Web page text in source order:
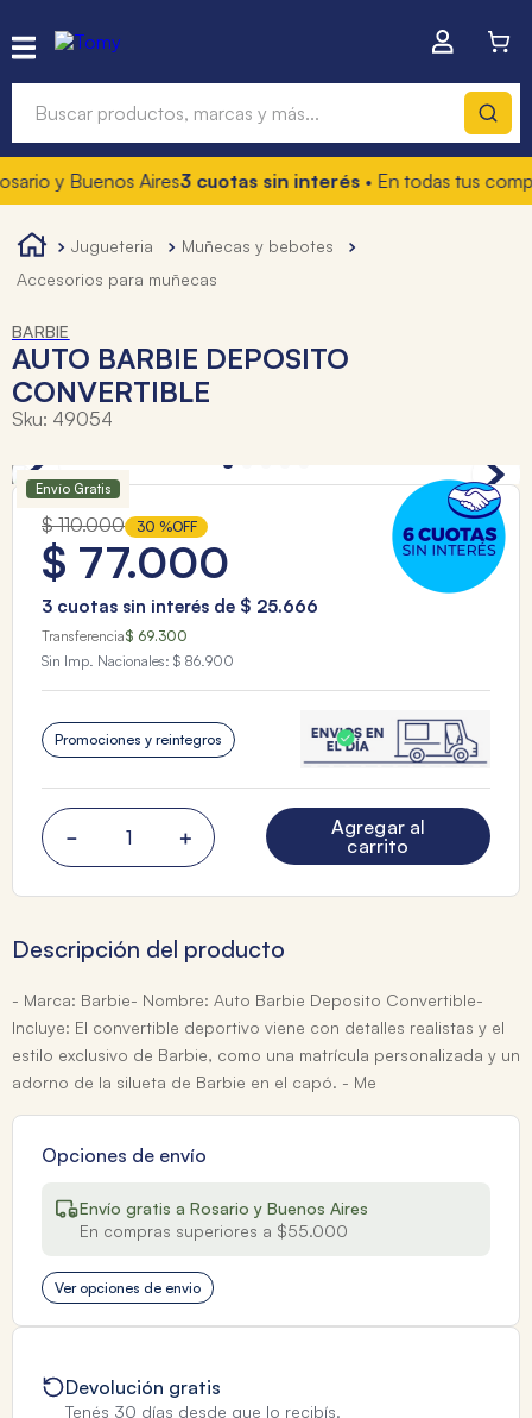
y Buenos Aires3 cuotas sin interés• En todas tus compras
jugueteria
muñecas y bebotes
accesorios para muñecas
BARBIE
AUTO BARBIE DEPOSITO
CONVERTIBLE
Sku: 49054
Envío Gratis
$ 110.000 30 %OFF
$ 77.000
3 cuotas sin interés de $ 25.666
Transferencia$ 69.300
Sin Imp. Nacionales: $ 86.900
Promociones y reintegros
＋
－
Agregar al
carrito
Descripción del producto
- Marca: Barbie- Nombre: Auto Barbie Deposito Convertible-
Incluye: El convertible deportivo viene con detalles realistas y el
estilo exclusivo de Barbie, como una matrícula personalizada y un
adorno de la silueta de Barbie en el capó. - Me
Opciones de envío
Envío gratis a Rosario y Buenos Aires
En compras superiores a $55.000
Ver opciones de envio
Devolución gratis
Tenés 30 días desde que lo recibís.
Términos más buscados
1.
hot wheels
2.
mochilas
3.
mochila
4. toy story